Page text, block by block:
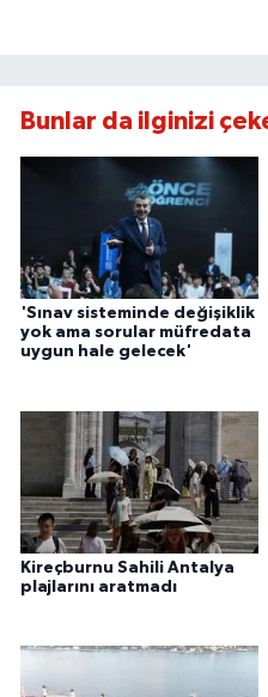
Bunlar da ilginizi
'Sınav sisteminde değişiklik
yok ama sorular müfredata
uygun hale gelecek'
Kireçburnu Sahili Antalya
plajlarını aratmadı